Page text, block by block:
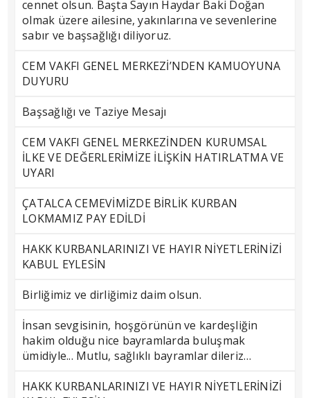
cennet olsun. Başta Sayın Haydar Baki Doğan
olmak üzere ailesine, yakınlarına ve sevenlerine
sabır ve başsağlığı diliyoruz.
CEM VAKFI GENEL MERKEZİ’NDEN KAMUOYUNA
DUYURU
Başsağlığı ve Taziye Mesajı
CEM VAKFI GENEL MERKEZİNDEN KURUMSAL
İLKE VE DEĞERLERİMİZE İLİŞKİN HATIRLATMA VE
UYARI
ÇATALCA CEMEVİMİZDE BİRLİK KURBAN
LOKMAMIZ PAY EDİLDİ
HAKK KURBANLARINIZI VE HAYIR NİYETLERİNİZİ
KABUL EYLESİN
Birliğimiz ve dirliğimiz daim olsun.
İnsan sevgisinin, hoşgörünün ve kardeşliğin
hakim olduğu nice bayramlarda buluşmak
ümidiyle... Mutlu, sağlıklı bayramlar dileriz…
HAKK KURBANLARINIZI VE HAYIR NİYETLERİNİZİ